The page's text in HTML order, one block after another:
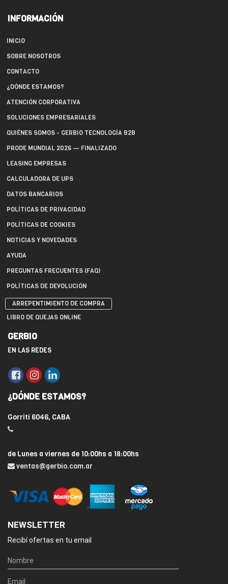
INFORMACIÓN
INICIO
SOBRE NOSOTROS
CONTACTO
¿DÓNDE ESTAMOS?
ATENCIÓN CORPORATIVA
SOLUCIONES EMPRESARIALES
QUIÉNES SOMOS - GERBIO TECNOLOGÍA B2B
PRODE MUNDIAL 2026 — FINALIZADO
LEASING EMPRESAS
CALCULADORA DE UPS
DATOS BANCARIOS
POLÍTICAS DE PRIVACIDAD
POLÍTICAS DE COOKIES
NOTICIAS Y NOVEDADES
AYUDA
PREGUNTAS FRECUENTES (FAQ)
POLÍTICAS DE DEVOLUCIÓN
ARREPENTIMIENTO DE COMPRA
LIBRO DE QUEJAS ONLINE
GERBIO
EN LAS REDES
¿DÓNDE ESTAMOS?
Gorriti 6046, CABA
de Lunes a viernes de 10:00hs a 18:00hs
ventas@gerbio.com.ar
NEWSLETTER
Recibí ofertas en tu email